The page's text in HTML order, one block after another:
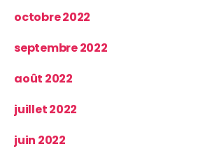
octobre 2022
septembre 2022
août 2022
juillet 2022
juin 2022